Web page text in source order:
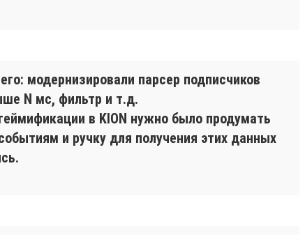
модернизировали парсер подписчиков
N мс, фильтр и т.д.
в KION нужно было продумать
и ручку для получения этих данных